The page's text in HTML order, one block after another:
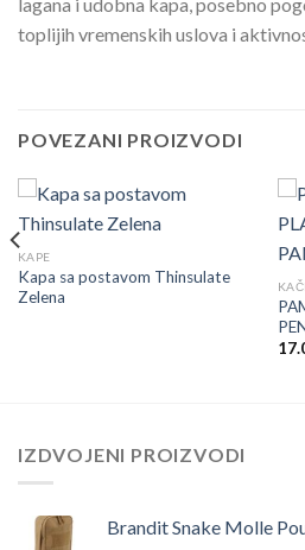
toplijih vremenskih uslova i
POVEZANI PROIZVODI
KAPE
Kapa sa postavom Thinsulate
Zelena
IZDVOJENI PROIZVODI
Brandit Snake Molle